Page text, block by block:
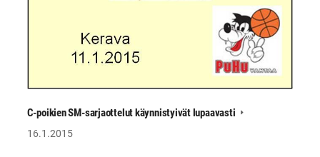
C-poikien SM-sarjaottelut käynnistyivät lupaavasti
16.1.2015